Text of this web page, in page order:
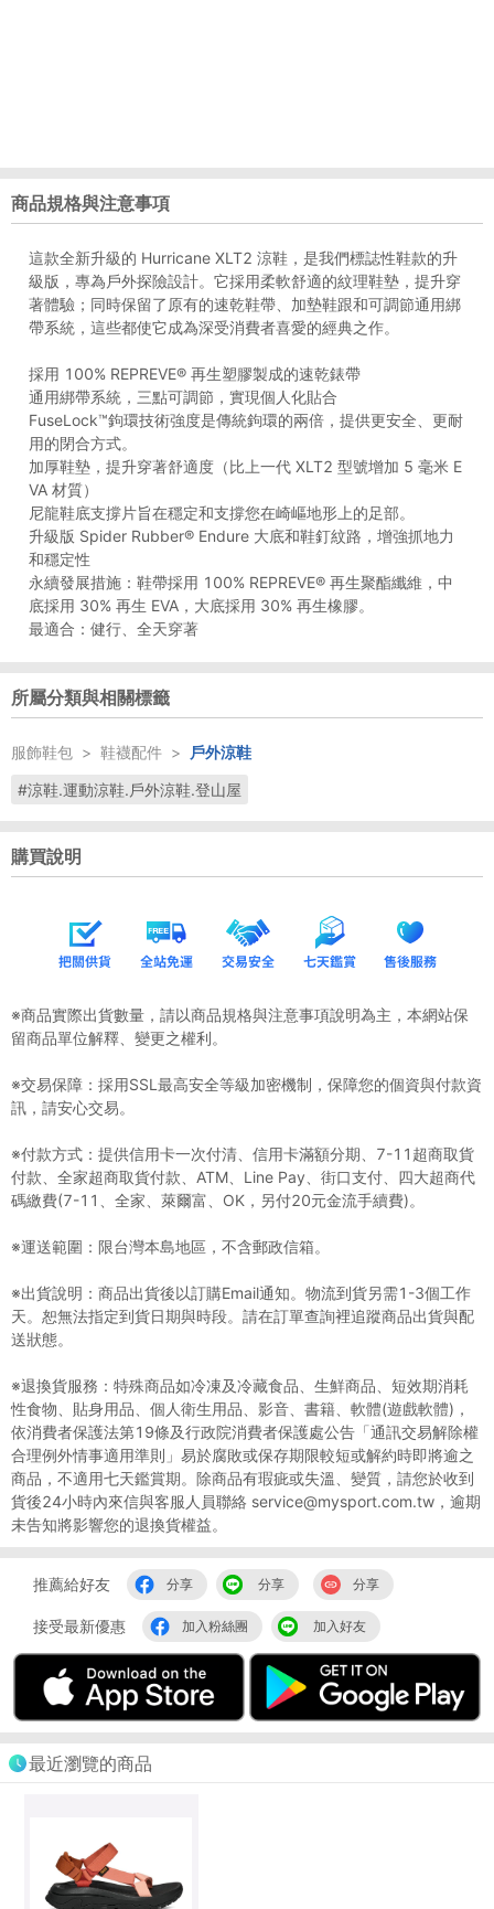
商品規格與注意事項
這款全新升級的 Hurricane XLT2 涼鞋，是我們標誌性鞋款的升
級版，專為戶外探險設計。它採用柔軟舒適的紋理鞋墊，提升穿
著體驗；同時保留了原有的速乾鞋帶、加墊鞋跟和可調節通用綁
帶系統，這些都使它成為深受消費者喜愛的經典之作。
採用 100% REPREVE® 再生塑膠製成的速乾錶帶
通用綁帶系統，三點可調節，實現個人化貼合
FuseLock™鉤環技​​術強度是傳統鉤環的兩倍，提供更安全、更耐
用的閉合方式。
加厚鞋墊，提升穿著舒適度（比上一代 XLT2 型號增加 5 毫米 E
VA 材質）
尼龍鞋底支撐片旨在穩定和支撐您在崎嶇地形上的足部。
升級版 Spider Rubber® Endure 大底和鞋釘紋路，增強抓地力
和穩定性
永續發展措施：鞋帶採用 100% REPREVE® 再生聚酯纖維，中
底採用 30% 再生 EVA，大底採用 30% 再生橡膠。
最適合：健行、全天穿著
所屬分類與相關標籤
服飾鞋包 > 鞋襪配件 >
戶外涼鞋
#涼鞋.運動涼鞋.戶外涼鞋.登山屋
購買說明
※商品實際出貨數量，請以商品規格與注意事項說明為主，本網站保
留商品單位解釋、變更之權利。
※交易保障：採用SSL最高安全等級加密機制，保障您的個資與付款資
訊，請安心交易。
※付款方式：提供信用卡一次付清、信用卡滿額分期、7-11超商取貨
付款、全家超商取貨付款、ATM、Line Pay、街口支付、四大超商代
碼繳費(7-11、全家、萊爾富、OK，另付20元金流手續費)。
※運送範圍：限台灣本島地區，不含郵政信箱。
※出貨說明：商品出貨後以訂購Email通知。物流到貨另需1-3個工作
天。恕無法指定到貨日期與時段。請在訂單查詢裡追蹤商品出貨與配
送狀態。
※退換貨服務：特殊商品如冷凍及冷藏食品、生鮮商品、短效期消耗
性食物、貼身用品、個人衛生用品、影音、書籍、軟體(遊戲軟體)，
依消費者保護法第19條及行政院消費者保護處公告「通訊交易解除權
合理例外情事適用準則」易於腐敗或保存期限較短或解約時即將逾之
商品，不適用七天鑑賞期。除商品有瑕疵或失溫、變質，請您於收到
貨後24小時內來信與客服人員聯絡 service@mysport.com.tw，逾期
未告知將影響您的退換貨權益。
推薦給好友 分享 分享 分享
接受最新優惠 加入粉絲團 加入好友
最近瀏覽的商品